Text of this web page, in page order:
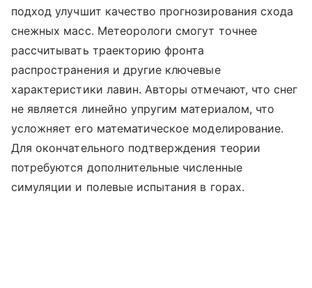
подход улучшит качество прогнозирования схода
снежных масс. Метеорологи смогут точнее
рассчитывать траекторию фронта
распространения и другие ключевые
характеристики лавин. Авторы отмечают, что снег
не является линейно упругим материалом, что
усложняет его математическое моделирование.
Для окончательного подтверждения теории
потребуются дополнительные численные
симуляции и полевые испытания в горах.